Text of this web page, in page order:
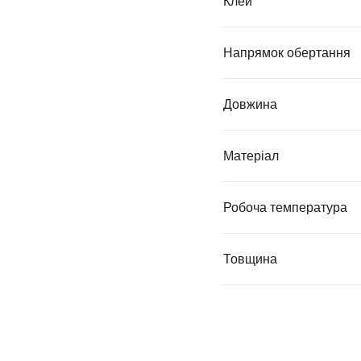
Напрямок обертання
Довжина
Матеріал
Робоча температура
Товщина